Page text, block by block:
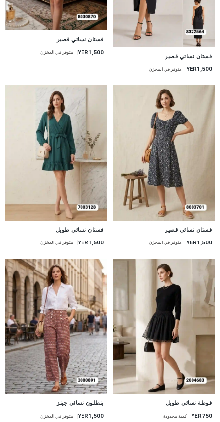
جديد
فستان نسائي قصير
YER1,500 متوفر في المخزن
فستان نسائي قصير
YER1,500 متوفر في المخزن
فستان نسائي قصير
YER1,500 متوفر في المخزن
فستان نسائي طويل
YER1,500 متوفر في المخزن
جديد
فوطة نسائي طويل
YER750 كمية محدودة
جديد
بنطلون نسائي جينز
YER1,500 متوفر في المخزن